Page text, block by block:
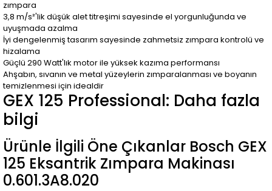
zımpara
3,8 m/s²'lik düşük alet titreşimi sayesinde el yorgunluğunda ve
uyuşmada azalma
İyi dengelenmiş tasarım sayesinde zahmetsiz zımpara kontrolü ve
hizalama
Güçlü 290 Watt'lık motor ile yüksek kazıma performansı
Ahşabın, sıvanın ve metal yüzeylerin zımparalanması ve boyanın
temizlenmesi için idealdir
GEX 125 Professional: Daha fazla
bilgi
Ürünle İlgili Öne Çıkanlar Bosch GEX
125 Eksantrik Zımpara Makinası
0.601.3A8.020